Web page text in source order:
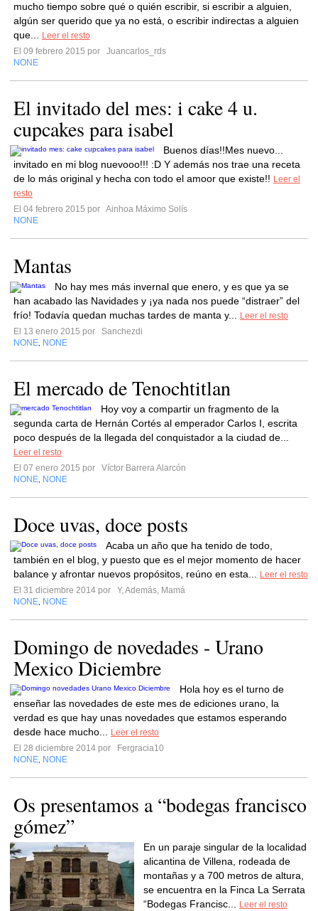
mucho tiempo sobre qué o quién escribir, si escribir a alguien,
algún ser querido que ya no está, o escribir indirectas a alguien
que...
Leer el resto
El 09 febrero 2015 por
Juancarlos_rds
NONE
El invitado del mes: i cake 4 u.
cupcakes para isabel
Buenos días!!Mes nuevo...
invitado en mi blog nuevooo!!! :D Y además nos trae una receta
de lo más original y hecha con todo el amoor que existe!! Leer el
resto
El 04 febrero 2015 por Ainhoa Máximo Solís
NONE
Mantas
No hay mes más invernal que enero, y es que ya se
han acabado las Navidades y ¡ya nada nos puede “distraer” del
frío! Todavía quedan muchas tardes de manta y...
Leer el resto
El 13 enero 2015 por
Sanchezdi
NONE NONE
El mercado de Tenochtitlan
Hoy voy a compartir un fragmento de la
segunda carta de Hernán Cortés al emperador Carlos I, escrita
poco después de la llegada del conquistador a la ciudad de...
Leer el resto
El 07 enero 2015 por
Víctor Barrera Alarcón
NONE NONE
Doce uvas, doce posts
Acaba un año que ha tenido de todo,
también en el blog, y puesto que es el mejor momento de hacer
balance y afrontar nuevos propósitos, reúno en esta...
Leer el resto
El 31 diciembre 2014 por
Y, Además, Mamá
NONE NONE
Domingo de novedades - Urano
Mexico Diciembre
Hola hoy es el turno de
enseñar las novedades de este mes de ediciones urano, la
verdad es que hay unas novedades que estamos esperando
desde hace mucho...
Leer el resto
El 28 diciembre 2014 por
Fergracia10
NONE NONE
Os presentamos a “bodegas francisco
gómez”
En un paraje singular de la localidad
alicantina de Villena, rodeada de
montañas y a 700 metros de altura,
se encuentra en la Finca La Serrata
“Bodegas Francisc...
Leer el resto